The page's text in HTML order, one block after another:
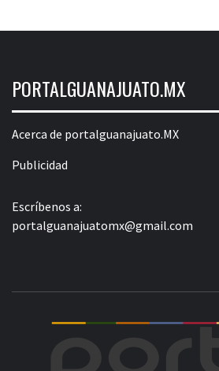
PORTALGUANAJUATO.MX
Acerca de portalguanajuato.MX
Publicidad
Escríbenos a:
portalguanajuatomx@gmail.com